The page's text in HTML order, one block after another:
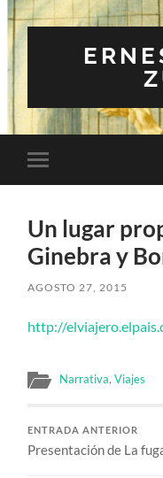
Alternar
el
móvil
Un lugar
Ginebra y
AGOSTO 27, 2015
http://
Narrativa,Viajes
ENTRADA ANTERIOR
Presentación de La